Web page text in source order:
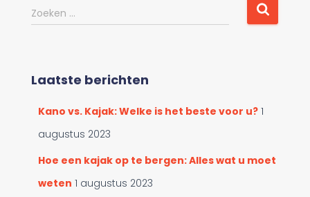
d
c
Z
o
n
Zoeken …
Laatste berichten
Kano vs. Kajak: Welke is het beste voor u? 1
augustus 2023
Hoe een kajak op te bergen: Alles wat u moet
weten 1 augustus 2023